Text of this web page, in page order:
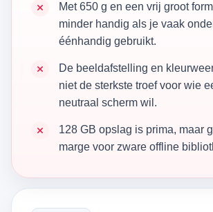
Met 650 g en een vrij groot
minder handig als je vaak
éénhandig gebruikt.
De beeldafstelling en
niet de sterkste troef voor wie
neutraal scherm wil.
128 GB opslag is prima, maar
marge voor zware offline